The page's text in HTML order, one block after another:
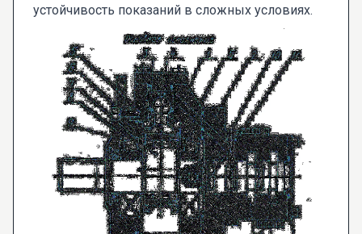
устойчивость показаний в сложных условиях.